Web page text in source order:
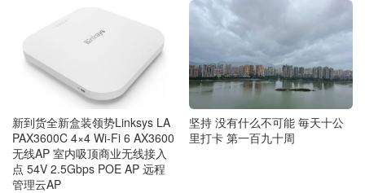
新到货全新盒装领势Linksys LA
PAX3600C 4×4 Wi-Fi 6 AX3600
无线AP 室内吸顶商业无线接入
点 54V 2.5Gbps POE AP 远程
管理云AP
坚持 没有什么不可能 毎天十公
里打卡 第一百九十周